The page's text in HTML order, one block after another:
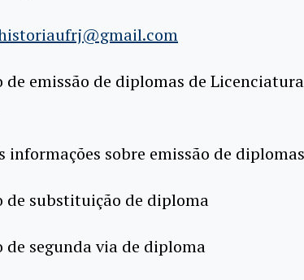
de emissão de diplomas de
informações sobre emissão de diplomas
de substituição de diploma
de segunda via de diploma